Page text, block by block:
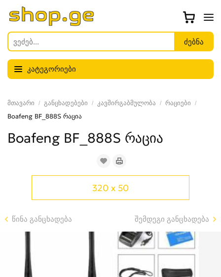
კატეგორიები
მთავარი განცხადებები კავშირგაბმულობა
რაციები
Boafeng BF_888S რაცია
Boafeng BF_888S რაცია
320 x 50
წინა განცხადება შემდეგი განცხადება